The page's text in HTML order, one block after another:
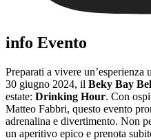
info Evento
Preparati a vivere
30 giugno 2024, il Beky Bay
estate: Drinking Hour. Con
Matteo Fabbri, questo evento
adrenalina e divertimento. Non
un aperitivo epico e prenota